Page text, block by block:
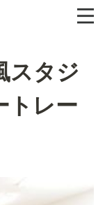
スタジ
トレー